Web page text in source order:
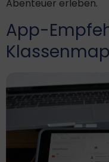
Abenteuer erleben.
App-